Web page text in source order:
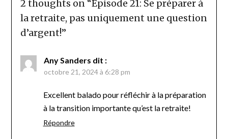
2 thoughts on “Épisode 21: Se préparer à
la retraite, pas uniquement une question
d’argent!”
Any Sanders dit :
octobre 21, 2024 à 6:28 pm
Excellent balado pour réfléchir à la préparation
à la transition importante qu’est la retraite!
Répondre